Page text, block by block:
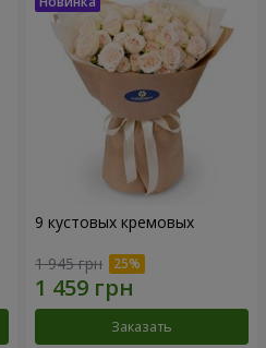
9 кустовых кремовых
1 945 грн
Заказать